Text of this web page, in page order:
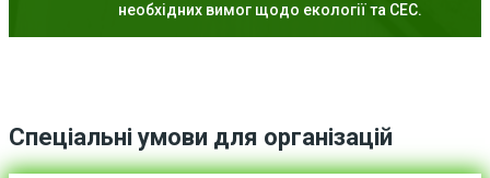
необхідних вимог щодо екології та СЕС.
Спеціальні умови для організацій